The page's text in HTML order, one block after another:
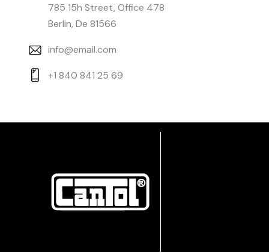
785 15h Street, Office 478
Berlin, De 81566
info@email.com
+1 840 841 25 69